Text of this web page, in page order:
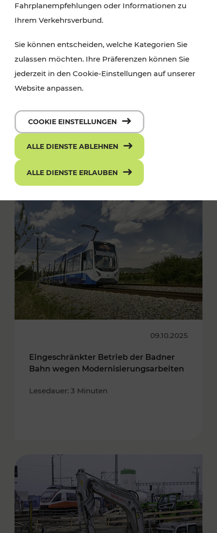
09.10.2025
Eingeschränkter Betrieb der Badner
Bahn wegen Modernisierungsarbeiten
Lesedauer: 3 Minuten
Fahrplanempfehlungen oder Informationen zu
Ihrem Verkehrsverbund.
Sie können entscheiden, welche Kategorien Sie
zulassen möchten. Ihre Präferenzen können Sie
jederzeit in den Cookie-Einstellungen auf unserer
Website anpassen.
COOKIE EINSTELLUNGEN
ALLE DIENSTE ABLEHNEN
ALLE DIENSTE ERLAUBEN